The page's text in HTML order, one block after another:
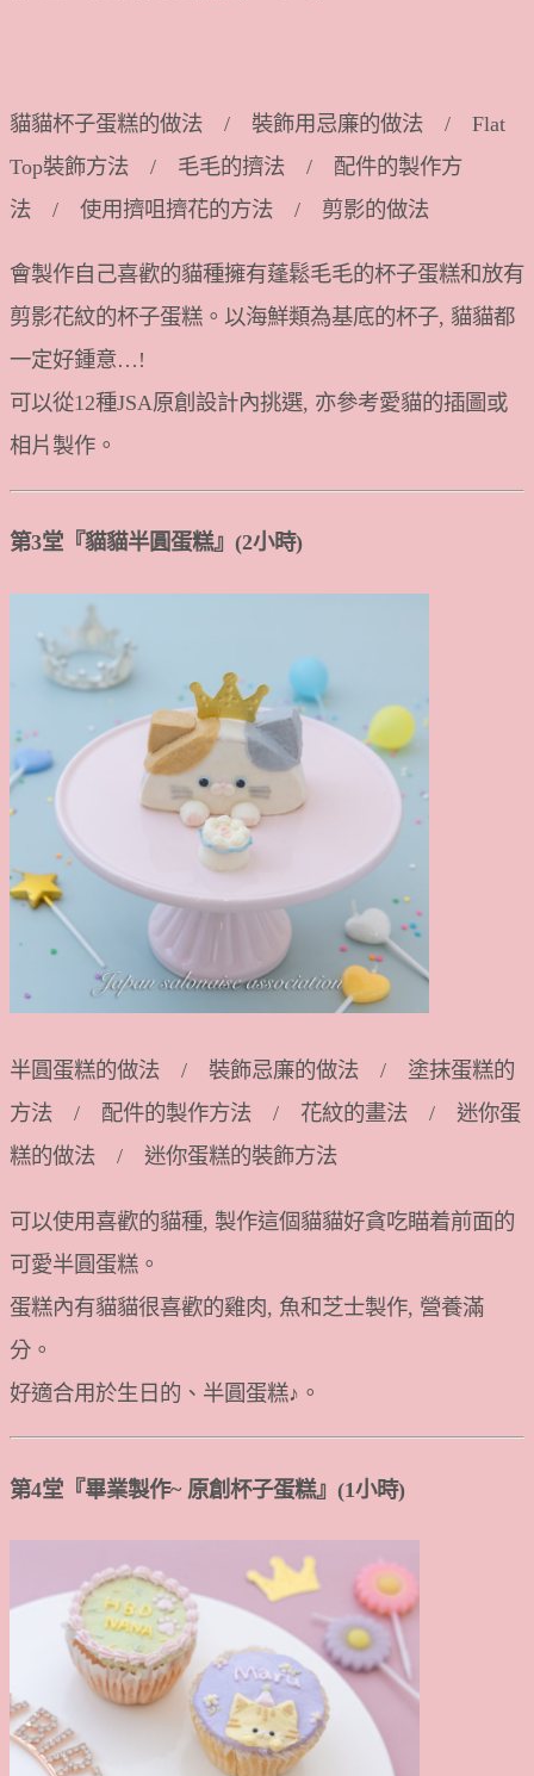
貓貓杯子蛋糕的做法 / 裝飾用忌廉的做法 / Flat
Top裝飾方法 / 毛毛的擠法 / 配件的製作方
法 / 使用擠咀擠花的方法 / 剪影的做法
會製作自己喜歡的貓種擁有蓬鬆毛毛的杯子蛋糕和放有
剪影花紋的杯子蛋糕。以海鮮類為基底的杯子, 貓貓都
一定好鍾意…!
可以從12種JSA原創設計內挑選, 亦參考愛貓的插圖或
相片製作。
第3堂『貓貓半圓蛋糕』(2小時)
半圓蛋糕的做法 / 裝飾忌廉的做法 / 塗抹蛋糕的
方法 / 配件的製作方法 / 花紋的畫法 / 迷你蛋
糕的做法 / 迷你蛋糕的裝飾方法
可以使用喜歡的貓種, 製作這個貓貓好貪吃瞄着前面的
可愛半圓蛋糕。
蛋糕內有貓貓很喜歡的雞肉, 魚和芝士製作, 營養滿
分。
好適合用於生日的、半圓蛋糕♪。
第4堂『畢業製作~ 原創杯子蛋糕』(1小時)